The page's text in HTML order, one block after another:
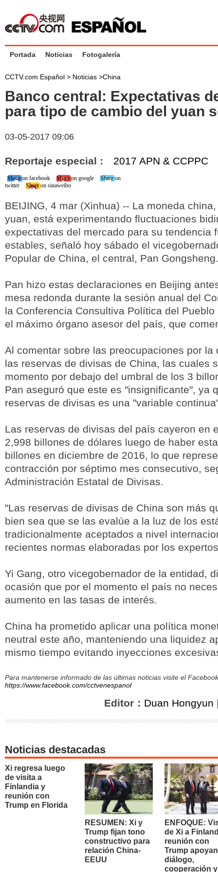
Portada Noticias Fotogalería
CCTV.com Español > Noticias >China
Banco central: Expectativas
para tipo de cambio del yuan
03-05-2017 09:06
Reportaje especial : 2017 APN & CCPPC
Share on facebook Share on google
Share on
twitter
Share on sinaweibo
BEIJING, 4 mar (Xinhua) -- La moneda
yuan, está experimentando fluctuaciones
expectativas del mercado para su tendencia
estables, señaló hoy sábado el
Popular de China, el central, Pan Gongsheng.
Pan hizo estas declaraciones en Beijing
mesa redonda durante la sesión anual del
la Conferencia Consultiva Política del Pueblo
el máximo órgano asesor del país, que
Al comentar sobre las preocupaciones por la
las reservas de divisas de China, las cuales
momento por debajo del umbral de los 3
Pan aseguró que este es "insignificante", ya
reservas de divisas es una "variable
Las reservas de divisas del país cayeron en
2,998 billones de dólares luego de haber
billones en diciembre de 2016, lo que
contracción por séptimo mes consecutivo,
Administración Estatal de Divisas.
"Las reservas de divisas de China son más
bien sea que se las evalúe a la luz de los
tradicionalmente aceptados a nivel
recientes normas elaboradas por los
Yi Gang, otro vicegobernador de la entidad,
ocasión que por el momento el país no
aumento en las tasas de interés.
China ha prometido aplicar una política
neutral este año, manteniendo una liquidez
mismo tiempo evitando inyecciones
Para mantenerse informado de las últimas noticias visite el
https://www.facebook.com/cctvenespanol
Editor： Duan Hongyun
Noticias destacadas
Xi regresa luego
de visita a
Finlandia y
reunión con
Trump en Florida
RESUMEN: Xi y
Trump fijan tono
constructivo para
relación China-
EEUU
ENFOQUE:
de Xi a
reunión con
Trump apoyan
diálogo,
cooperación y